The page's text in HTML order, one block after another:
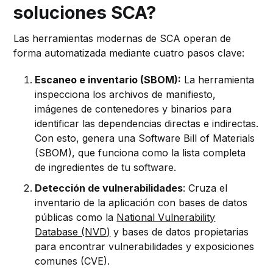
soluciones SCA?
Las herramientas modernas de SCA operan de
forma automatizada mediante cuatro pasos clave:
Escaneo e inventario (SBOM): La herramienta
inspecciona los archivos de manifiesto,
imágenes de contenedores y binarios para
identificar las dependencias directas e indirectas.
Con esto, genera una Software Bill of Materials
(SBOM), que funciona como la lista completa
de ingredientes de tu software.
Detección de vulnerabilidades: Cruza el
inventario de la aplicación con bases de datos
públicas como la National Vulnerability
Database (NVD) y bases de datos propietarias
para encontrar vulnerabilidades y exposiciones
comunes (CVE).